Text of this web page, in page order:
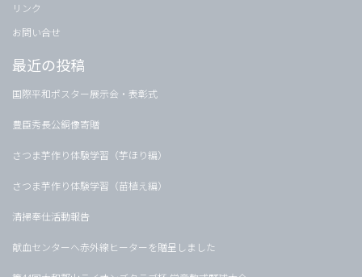
リンク
お問い合せ
最近の投稿
国際平和ポスター展示会・表彰式
豊臣秀長公銅像寄贈
さつま芋作り体験学習（芋ほり編）
さつま芋作り体験学習（苗植え編）
清掃奉仕活動報告
献血センターへ赤外線ヒーターを贈呈しました